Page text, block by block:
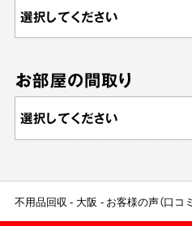
お部屋の間取り
不用品回収 大阪 お客様の声（口コミ